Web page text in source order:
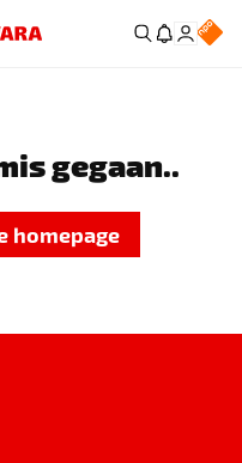
gegaan..
homepage